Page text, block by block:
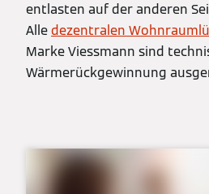
entlasten auf der anderen
Alledezentralen
Marke Viessmann sind
Wärmerückgewinnung